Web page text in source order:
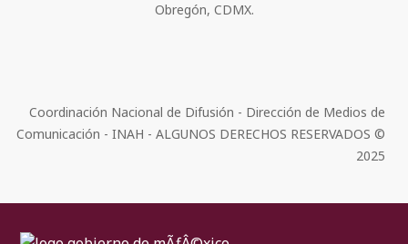
Obregón, CDMX.
Coordinación Nacional de Difusión - Dirección de Medios de
Comunicación - INAH - ALGUNOS DERECHOS RESERVADOS ©
2025